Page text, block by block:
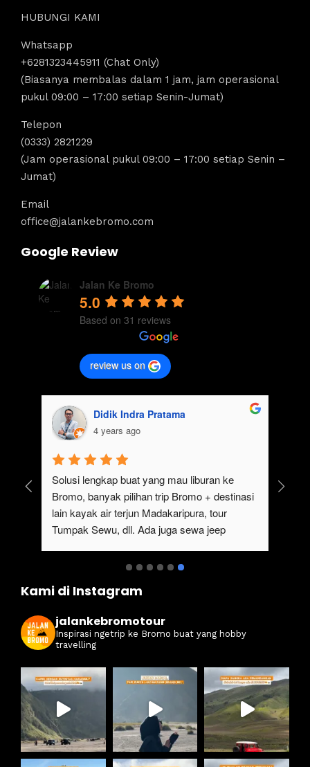
HUBUNGI KAMI
Whatsapp
+6281323445911 (Chat Only)
(Biasanya membalas dalam 1 jam, jam operasional
pukul 09:00 – 17:00 setiap Senin-Jumat)
Telepon
(0333) 2821229
(Jam operasional pukul 09:00 – 17:00 setiap Senin –
Jumat)
Email
office@jalankebromo.com
Google Review
Jalan Ke Bromo
5.0
Based on 31 reviews
review us on
aisyah usman
4 years ago
gak pernah bosen main ke bromo, ngajak
keluarga besar gak perlu repot, karena
sangat mempermudah buat trip ke bromo kali
ini. Harga ramah di kantong dan itinerarynya
Kami di Instagram
jalankebromotour
Inspirasi ngetrip ke Bromo buat yang hobby
travelling